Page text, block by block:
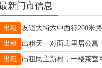
新门市信息
出租
出租
出租